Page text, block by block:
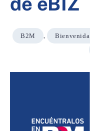
B2M , Bienvenida